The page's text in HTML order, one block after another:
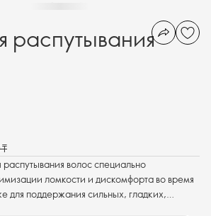
распутывания
волос специально
ломкости и дискомфорта во время
для поддержания сильных, гладких,
подходит для распутывания волос и